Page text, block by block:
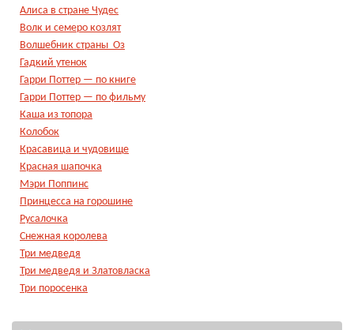
Алиса в стране Чудес
Волк и семеро козлят
Волшебник страны Оз
Гадкий утенок
Гарри Поттер — по книге
Гарри Поттер — по фильму
Каша из топора
Колобок
Красавица и чудовище
Красная шапочка
Мэри Поппинс
Принцесса на горошине
Русалочка
Снежная королева
Три медведя
Три медведя и Златовласка
Три поросенка